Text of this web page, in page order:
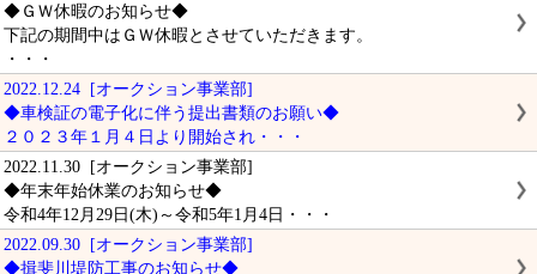
◆ＧＷ休暇のお知らせ◆
下記の期間中はＧＷ休暇とさせていただきます。
・・・
2022.12.24 [オークション事業部]
◆車検証の電子化に伴う提出書類のお願い◆
２０２３年１月４日より開始され・・・
2022.11.30 [オークション事業部]
◆年末年始休業のお知らせ◆
令和4年12月29日(木)～令和5年1月4日・・・
2022.09.30 [オークション事業部]
◆揖斐川堤防工事のお知らせ◆